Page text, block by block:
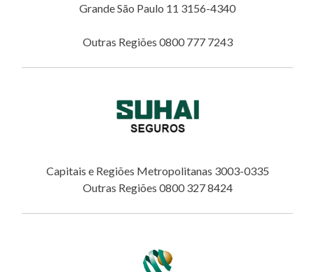
Grande São Paulo 11 3156-4340
Outras Regiões 0800 777 7243
Capitais e Regiões Metropolitanas 3003-0335
Outras Regiões 0800 327 8424